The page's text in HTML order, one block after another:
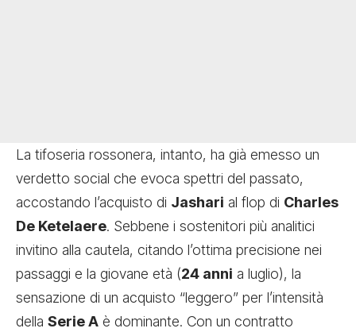
La tifoseria rossonera, intanto, ha già emesso un
verdetto social che evoca spettri del passato,
accostando l’acquisto di Jashari al flop di Charles
De Ketelaere. Sebbene i sostenitori più analitici
invitino alla cautela, citando l’ottima precisione nei
passaggi e la giovane età (24 anni a luglio), la
sensazione di un acquisto “leggero” per l’intensità
della Serie A è dominante. Con un contratto